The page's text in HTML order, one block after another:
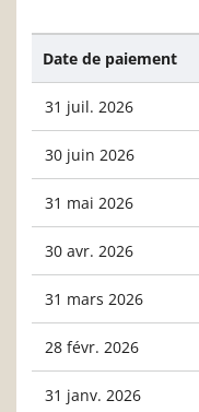
Date de paiement
31 juil. 2026
30 juin 2026
31 mai 2026
30 avr. 2026
31 mars 2026
28 févr. 2026
31 janv. 2026